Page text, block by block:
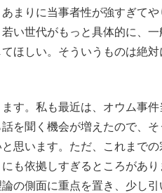
まりに当事者性が強すぎて
い世代がもっと具体的に、
ほしい。そういうものは絶
す。私も最近は、オウム事件
を聞く機会が増えたので、
思います。ただ、これまでの
も依拠しすぎるところがあり
の側面に重点を置き、少し